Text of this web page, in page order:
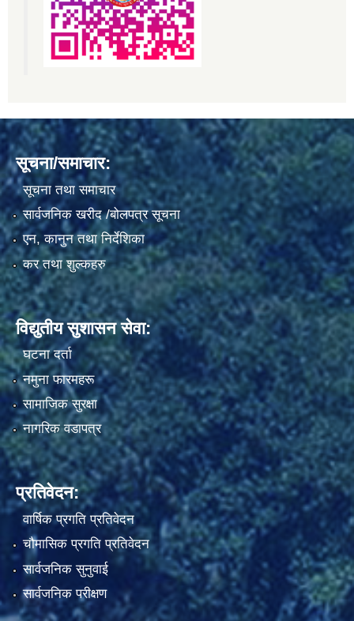
सूचना/समाचार:
सूचना तथा समाचार
सार्वजनिक खरीद /बोलपत्र सूचना
एन, कानुन तथा निर्देशिका
कर तथा शुल्कहरु
विद्युतीय सुशासन सेवा:
घटना दर्ता
नमुना फारमहरू
सामाजिक सुरक्षा
नागरिक वडापत्र
प्रतिवेदन:
वार्षिक प्रगति प्रतिवेदन
चौमासिक प्रगति प्रतिवेदन
सार्वजनिक सुनुवाई
सार्वजनिक परीक्षण